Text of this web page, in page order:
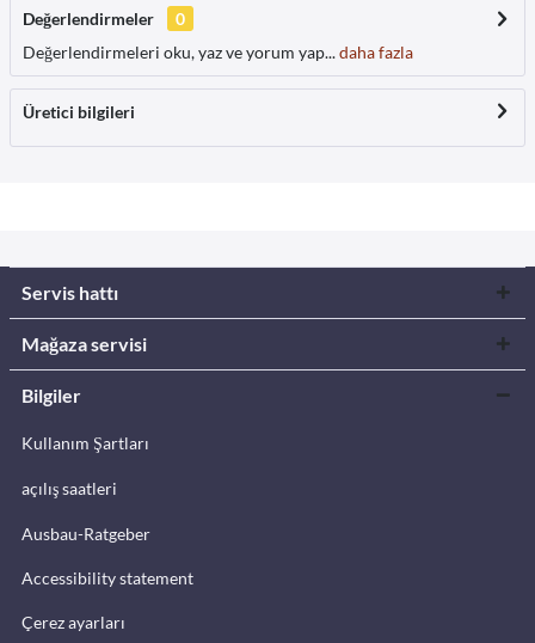
Değerlendirmeler
0
Değerlendirmeleri oku, yaz ve yorum yap...daha fazla
Üretici bilgileri
Servis hattı
Mağaza servisi
Bilgiler
Kullanım Şartları
açılış saatleri
Ausbau-Ratgeber
Accessibility statement
Çerez ayarları